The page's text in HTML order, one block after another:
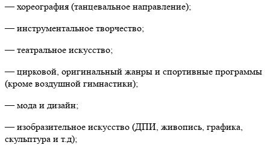
— хореография (танцевальное направление);
— инструментальное творчество;
— театральное искусство;
— цирковой, оригинальный жанры и спортивные программы
(кроме воздушной гимнастики);
— мода и дизайн;
— изобразительное искусство (ДПИ, живопись, графика,
скульптура и т.д);